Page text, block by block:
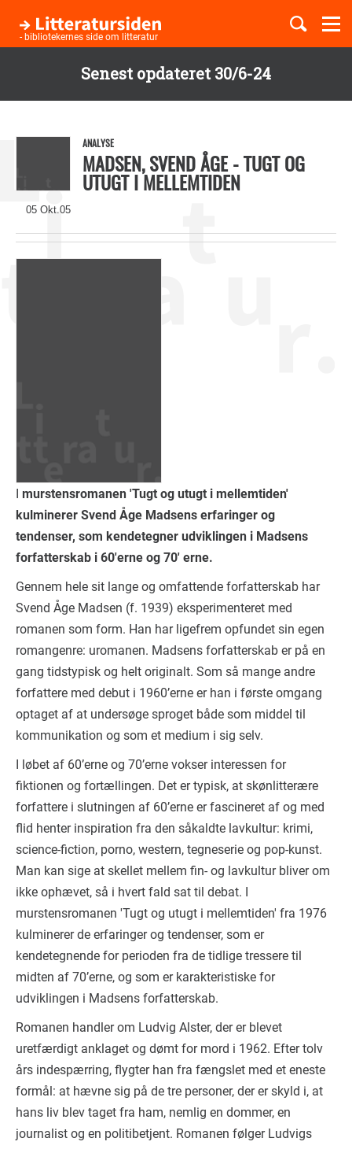
Senest opdateret 30/6-24
hovedindhold
- bibliotekernes side om litteratur
Børnebøger
05 Okt.05
ANALYSE
MADSEN, SVEND ÅGE - TUGT OG
UTUGT I MELLEMTIDEN
I murstensromanen 'Tugt og utugt i mellemtiden'
kulminerer Svend Åge Madsens erfaringer og
tendenser, som kendetegner udviklingen i Madsens
forfatterskab i 60'erne og 70' erne.
Gennem hele sit lange og omfattende forfatterskab har
Svend Åge Madsen (f. 1939) eksperimenteret med
romanen som form. Han har ligefrem opfundet sin egen
romangenre: uromanen. Madsens forfatterskab er på en
gang tidstypisk og helt originalt. Som så mange andre
forfattere med debut i 1960’erne er han i første omgang
optaget af at undersøge sproget både som middel til
kommunikation og som et medium i sig selv.
I løbet af 60’erne og 70’erne vokser interessen for
fiktionen og fortællingen. Det er typisk, at skønlitterære
forfattere i slutningen af 60’erne er fascineret af og med
flid henter inspiration fra den såkaldte lavkultur: krimi,
science-fiction, porno, western, tegneserie og pop-kunst.
Man kan sige at skellet mellem fin- og lavkultur bliver om
ikke ophævet, så i hvert fald sat til debat. I
murstensromanen 'Tugt og utugt i mellemtiden' fra 1976
kulminerer de erfaringer og tendenser, som er
kendetegnende for perioden fra de tidlige tressere til
midten af 70’erne, og som er karakteristiske for
udviklingen i Madsens forfatterskab.
Romanen handler om Ludvig Alster, der er blevet
uretfærdigt anklaget og dømt for mord i 1962. Efter tolv
års indespærring, flygter han fra fængslet med et eneste
formål: at hævne sig på de tre personer, der er skyld i, at
hans liv blev taget fra ham, nemlig en dommer, en
journalist og en politibetjent. Romanen følger Ludvigs